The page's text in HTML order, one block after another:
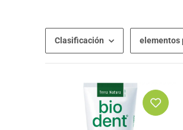
Clasificación elementos